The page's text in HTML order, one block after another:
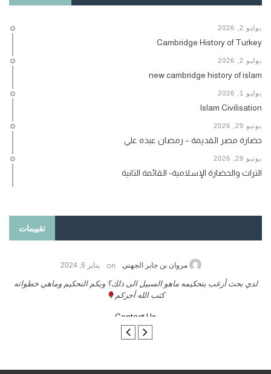
يوليو 2, 2026
Cambridge History of Turkey
يوليو 2, 2026
new cambridge history of islam
يوليو 1, 2026
Islam Civilisation
يونيو 29, 2026
حضارة مصر القديمة – رمضان عبده علي
يونيو 29, 2026
التراث والحضارة الإسلامية- القائمة الثانية
تقييمات
حامد الزريقي on يناير 25, 2026
السلام عليكم ورحمة الله وبركاتة أرغب بنشر كتابي معكم